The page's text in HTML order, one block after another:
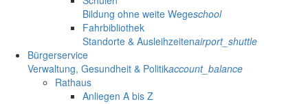
Bildung ohne weite Wegeschool
Fahrbibliothek
Standorte & Ausleihzeitenairport_shuttle
Bürgerservice
Verwaltung, Gesundheit & Politikaccount_balance
Rathaus
Anliegen A bis Z